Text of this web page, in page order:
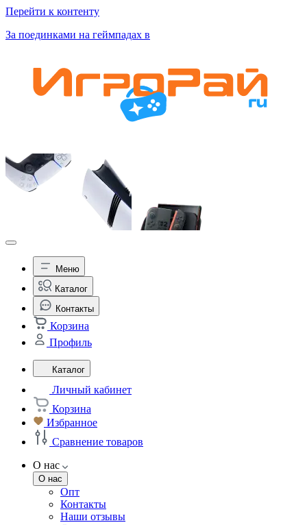
Перейти к контенту
За поединками на геймпадах в
Меню
Каталог
Контакты
Корзина
Профиль
Каталог
Личный кабинет
Корзина
Избранное
Сравнение товаров
О нас
О нас
Опт
Контакты
Наши отзывы